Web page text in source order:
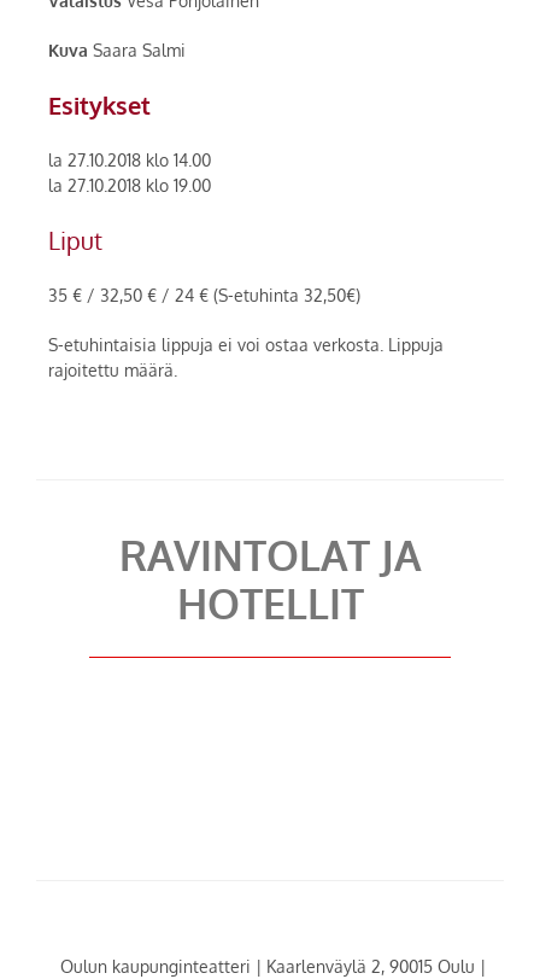
Kuva Saara Salmi
Esitykset
la 27.10.2018 klo 14.00
la 27.10.2018 klo 19.00
Liput
35 € / 32,50 € / 24 € (S-etuhinta 32,50€)
S-etuhintaisia lippuja ei voi ostaa verkosta. Lippuja
rajoitettu määrä.
RAVINTOLAT JA
HOTELLIT
Oulun kaupunginteatteri | Kaarlenväylä 2, 90015 Oulu |